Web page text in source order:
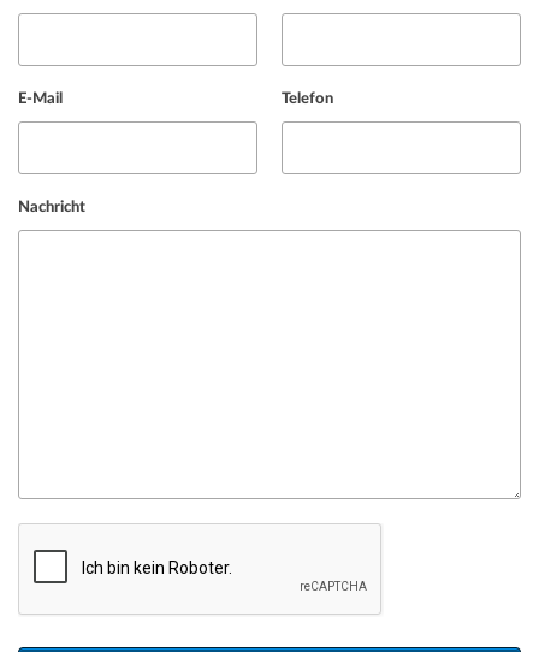
E-Mail Telefon
Nachricht